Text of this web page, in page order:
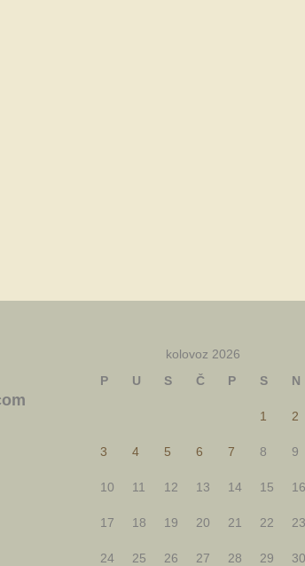
kolovoz 2026
P
U S Č P S N
1 2
3 4 5 6 7 8 9
10 11 12 13 14 15 16
17 18 19 20 21 22 23
24 25 26 27 28 29 30